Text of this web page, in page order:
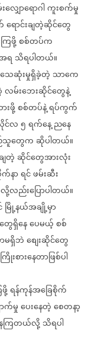
ျှောရောဂါကူးစက်မှု
ရောင်းချတဲ့ဆိုင်တွေ
ြဖို့စစ်တပ်က
ရ သိရပါတယ်။
ေဆုံးမှုရှိခဲ့တဲ့ သာကေ
လမ်းဘေးဆိုင်တွေနဲ့
းဖို့စစ်တပ်နဲ့ရပ်ကွက်
င်လ၅ရက်နေ့ညနေ
သူတွေကဆိုပါတယ်။
ျတဲ့ဆိုင်တွေအားလုံး
နာရင်ဖမ်းဆီး
ည်းပြောပါတယ်။
မြို့နယ်အချို့မှာ
ရှိနေပေမယ့်စစ်
မရှိဘဲစျေးဆိုင်တွေ
ကြိုးစားနေတာဖြစ်ပါ
ရန်ကုန်အခြေစိုက်
က်မှုပေးနေတဲ့စေတနာ့
ေကြတယ်လို့သိရပါ